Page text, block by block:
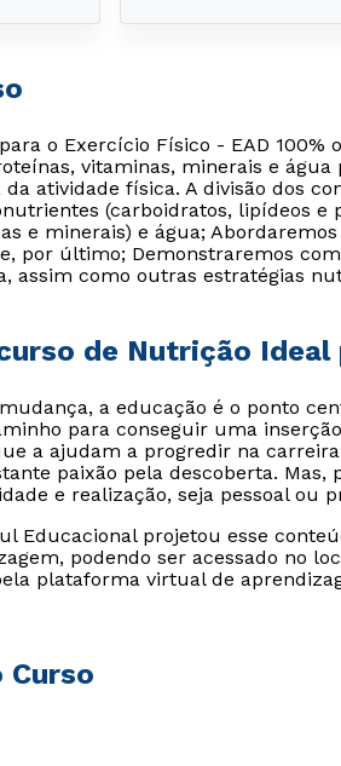
o Exercício Físico - EAD 100%
vitaminas, minerais e
atividade física. A divisão dos
(carboidratos, lipídeos e
e minerais) e água;
por último; Demonstraremos
assim como outras estratégias
de Nutrição
a educação é o ponto
para conseguir uma
a ajudam a progredir na
paixão pela descoberta. Mas,
e realização, seja pessoal ou
Educacional projetou esse
podendo ser acessado no
plataforma virtual de
Curso